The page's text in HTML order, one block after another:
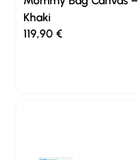
Khaki
119,90€